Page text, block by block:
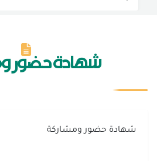
شهادة حضور
شهادة حضور ومشاركة